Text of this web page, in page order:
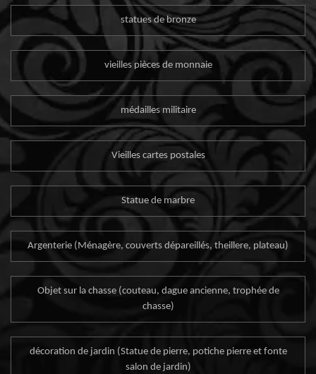
statues de bronze
vieilles pièces de monnaie
médailles militaire
Vieilles cartes postales
Statue de marbre
Argenterie (Ménagère, couverts dépareillés, theillere, plateau)
Objet sur la chasse (couteau, dague ancienne, trophée de
chasse)
décoration de jardin (Statue de pierre, potiche pierre et fonte
salon de jardin)